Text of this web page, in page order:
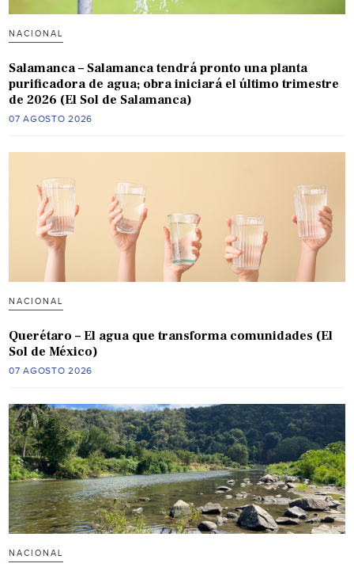
NACIONAL
Salamanca – Salamanca tendrá pronto una planta
purificadora de agua; obra iniciará el último trimestre
de 2026 (El Sol de Salamanca)
07 AGOSTO 2026
NACIONAL
Querétaro – El agua que transforma comunidades (El
Sol de México)
07 AGOSTO 2026
NACIONAL